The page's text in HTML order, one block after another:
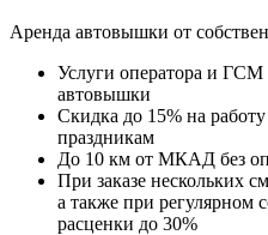
Аренда автовышки от
Услуги оператора и
автовышки
Cкидка до 15% на
праздникам
До 10 км от МКАД без
При заказе нескольких
а также при регулярном
расценки до 30%